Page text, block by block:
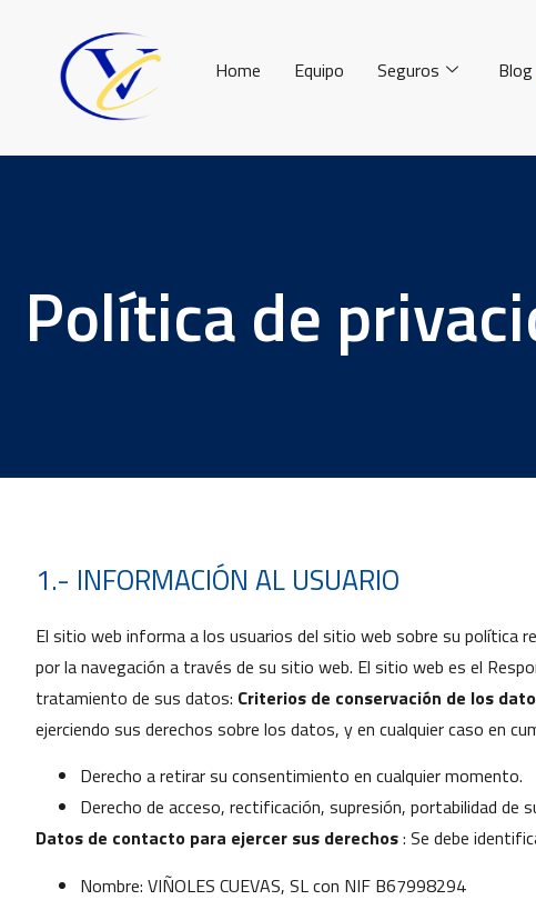
Home Equipo Seguros Blog
Política de
1.- INFORMACIÓN AL USUARIO
El sitio web informa a los usuarios del sitio web sobre su política
por la navegación a través de su sitio web. El sitio web es el
tratamiento de sus datos: Criterios de conservación de los
ejerciendo sus derechos sobre los datos, y en cualquier caso en
Derecho a retirar su consentimiento en cualquier momento.
Derecho de acceso, rectificación, supresión, portabilidad
Datos de contacto para ejercer sus derechos: Se debe
Nombre: VIÑOLES CUEVAS, SL con NIF B67998294